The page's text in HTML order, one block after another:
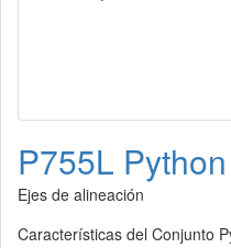
P755L
Ejes de alineación
Características del Conjunto